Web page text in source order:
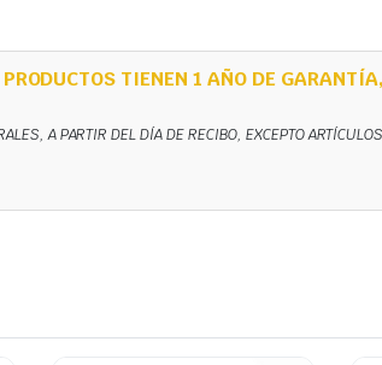
TIENEN 1 AÑO DE
A PARTIR DEL DÍA DE RECIBO, EXCEPTO